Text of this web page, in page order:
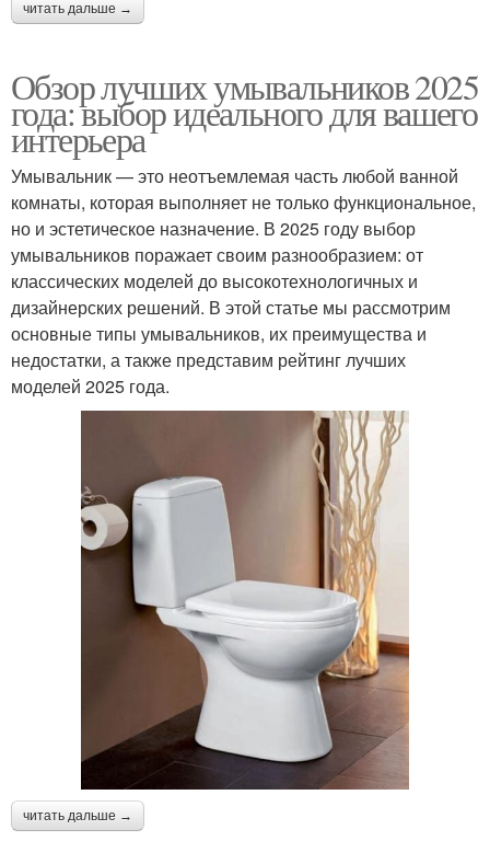
читать дальше →
Обзор лучших умывальников 2025
года: выбор идеального для вашего
интерьера
Умывальник — это неотъемлемая часть любой ванной
комнаты, которая выполняет не только функциональное,
но и эстетическое назначение. В 2025 году выбор
умывальников поражает своим разнообразием: от
классических моделей до высокотехнологичных и
дизайнерских решений. В этой статье мы рассмотрим
основные типы умывальников, их преимущества и
недостатки, а также представим рейтинг лучших
моделей 2025 года.
читать дальше →